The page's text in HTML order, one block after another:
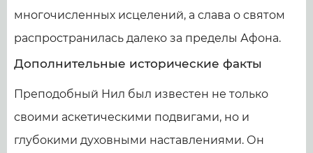
многочисленных исцелений, а слава о святом
распространилась далеко за пределы Афона.
Дополнительные исторические факты
Преподобный Нил был известен не только
своими аскетическими подвигами, но и
глубокими духовными наставлениями. Он